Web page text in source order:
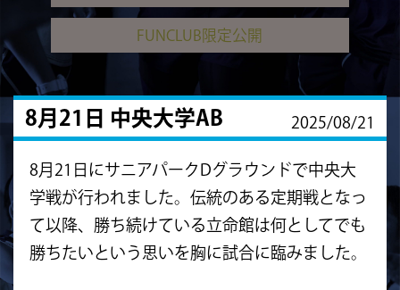
FUNCLUB限定公開
8月21日 中央大学AB 2025/08/21
8月21日にサニアパークDグラウンドで中央大
学戦が行われました。伝統のある定期戦となっ
て以降、勝ち続けている立命館は何としてでも
勝ちたいという思いを胸に試合に臨みました。